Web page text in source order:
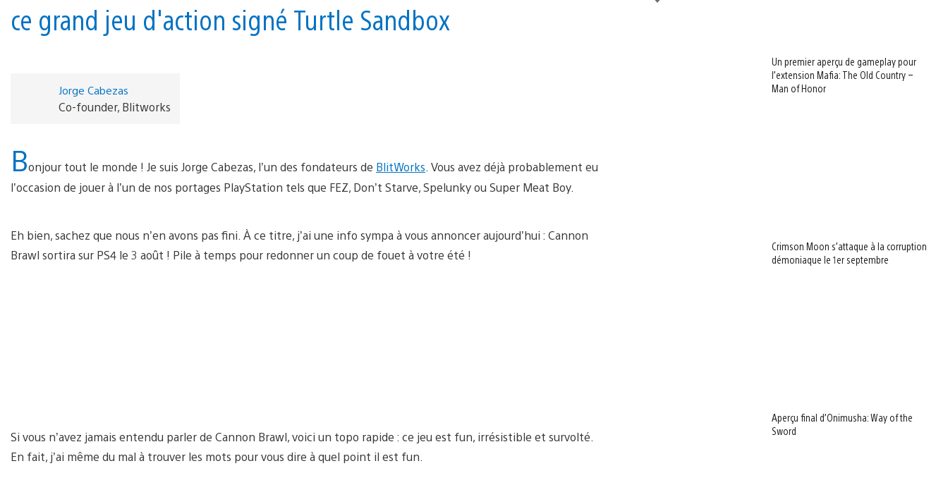
ce grand jeu d'action signé Turtle Sandbox
Jorge Cabezas
Co-founder, Blitworks
Bonjour tout le monde ! Je suis Jorge Cabezas, l’un des fondateurs de BlitWorks . Vous avez déjà probablement eu
l’occasion de jouer à l’un de nos portages PlayStation tels que FEZ, Don’t Starve, Spelunky ou Super Meat Boy.
Eh bien, sachez que nous n’en avons pas fini. À ce titre, j’ai une info sympa à vous annoncer aujourd’hui : Cannon
Brawl sortira sur PS4 le 3 août ! Pile à temps pour redonner un coup de fouet à votre été !
Si vous n’avez jamais entendu parler de Cannon Brawl, voici un topo rapide : ce jeu est fun, irrésistible et survolté.
En fait, j’ai même du mal à trouver les mots pour vous dire à quel point il est fun.
Un premier aperçu de gameplay pour
l’extension Mafia: The Old Country –
Man of Honor
Crimson Moon s’attaque à la corruption
démoniaque le 1er septembre
Aperçu final d’Onimusha: Way of the
Sword